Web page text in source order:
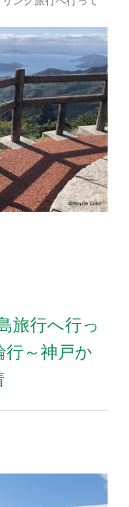
旅行へ行っ
～神戸か